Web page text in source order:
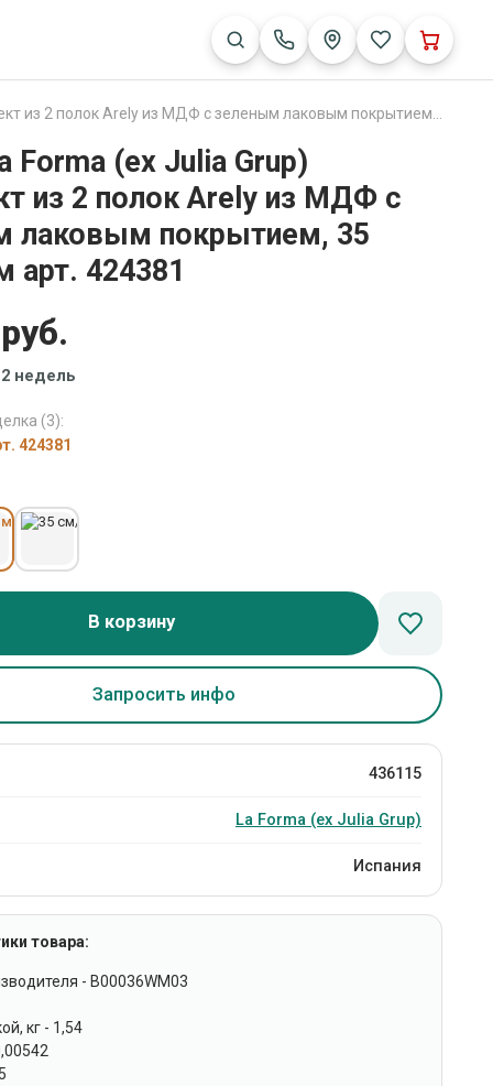
Arely из МДФ с зеленым лаковым покрытием, 35 см/55 см арт. 424381
Forma (ех Julia Grup)
из 2 полок Arely из МДФ с
лаковым покрытием, 35
арт. 424381
недель
(3):
424381
В корзину
Запросить инфо
436115
La Forma (ех Julia Grup)
Испания
товара:
- B00036WM03
кг - 1,54